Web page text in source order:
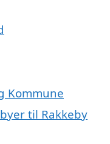
Kommune
til Rakkeby